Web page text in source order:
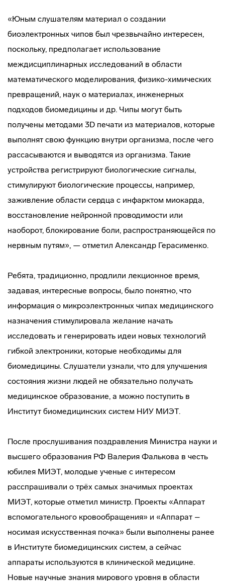
«Юным слушателям материал о создании
биоэлектронных чипов был чрезвычайно интересен,
поскольку, предполагает использование
междисциплинарных исследований в области
математического моделирования, физико-химических
превращений, наук о материалах, инженерных
подходов биомедицины и др. Чипы могут быть
получены методами 3D печати из материалов, которые
выполнят свою функцию внутри организма, после чего
рассасываются и выводятся из организма. Такие
устройства регистрируют биологические сигналы,
стимулируют биологические процессы, например,
заживление области сердца с инфарктом миокарда,
восстановление нейронной проводимости или
наоборот, блокирование боли, распространяющейся по
нервным путям», — отметил Александр Герасименко.
Ребята, традиционно, продлили лекционное время,
задавая, интересные вопросы, было понятно, что
информация о микроэлектронных чипах медицинского
назначения стимулировала желание начать
исследовать и генерировать идеи новых технологий
гибкой электроники, которые необходимы для
биомедицины. Слушатели узнали, что для улучшения
состояния жизни людей не обязательно получать
медицинское образование, а можно поступить в
Институт биомедицинских систем НИУ МИЭТ.
После прослушивания поздравления Министра науки и
высшего образования РФ Валерия Фалькова в честь
юбилея МИЭТ, молодые ученые с интересом
расспрашивали о трёх самых значимых проектах
МИЭТ, которые отметил министр. Проекты «Аппарат
вспомогательного кровообращения» и «Аппарат –
носимая искусственная почка» были выполнены ранее
в Институте биомедицинских систем, а сейчас
аппараты используются в клинической медицине.
Новые научные знания мирового уровня в области